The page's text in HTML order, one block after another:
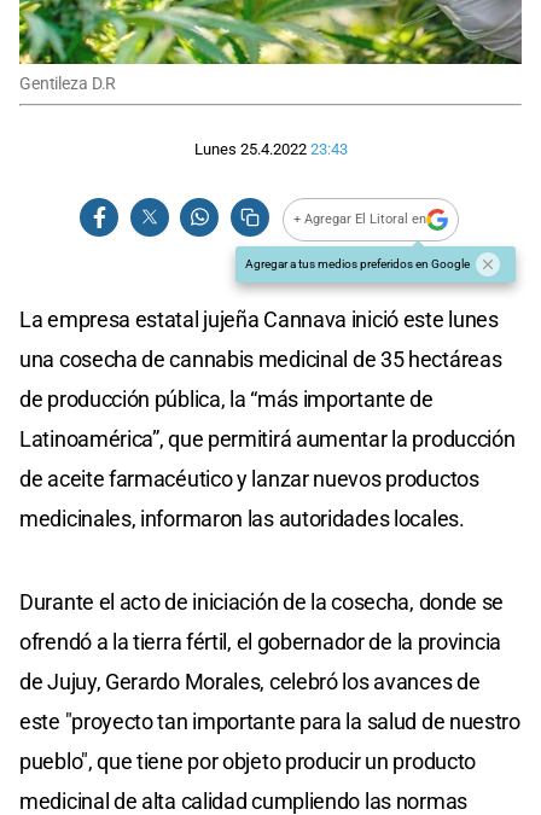
Gentileza D.R
Lunes 25.4.2022 23:43
+ Agregar El Litoral en
Agregar a tus medios preferidos en Google
La empresa estatal jujeña Cannava inició este lunes
una cosecha de cannabis medicinal de 35 hectáreas
de producción pública, la “más importante de
Latinoamérica”, que permitirá aumentar la producción
de aceite farmacéutico y lanzar nuevos productos
medicinales, informaron las autoridades locales.
Durante el acto de iniciación de la cosecha, donde se
ofrendó a la tierra fértil, el gobernador de la provincia
de Jujuy, Gerardo Morales, celebró los avances de
este "proyecto tan importante para la salud de nuestro
pueblo", que tiene por objeto producir un producto
medicinal de alta calidad cumpliendo las normas